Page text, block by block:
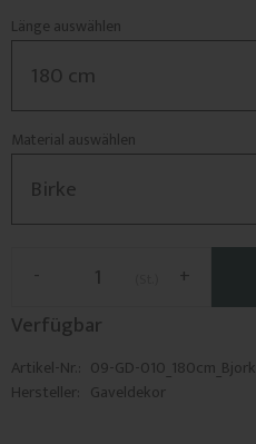
Länge auswählen
Material auswählen
+
-
Verfügbar
Artikel-Nr. 09-GD-010_180cm_Bjork
Hersteller Gaveldekor